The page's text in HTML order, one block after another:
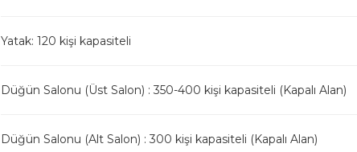
Yatak: 120 kişi kapasiteli
Düğün Salonu (Üst Salon) : 350-400 kişi kapasiteli (Kapalı Alan)
Düğün Salonu (Alt Salon) : 300 kişi kapasiteli (Kapalı Alan)